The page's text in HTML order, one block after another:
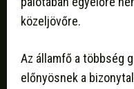
közeljövőre.
Az államfő a többség
előnyösnek a